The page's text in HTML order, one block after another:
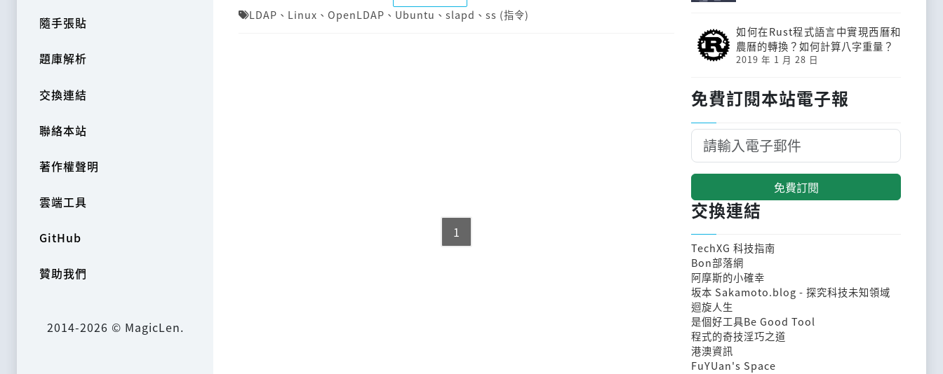
隨手張貼
題庫解析
交換連結
聯絡本站
著作權聲明
雲端工具
GitHub
贊助我們
2014-2026 © MagicLen.
LDAP 、 Linux 、 OpenLDAP 、 Ubuntu 、 slapd 、 ss (指令)
1
如何在Rust程式語言中實現西曆和
農曆的轉換？如何計算八字重量？
2019 年 1 月 28 日
免費訂閱本站電子報
免費訂閱
交換連結
TechXG 科技指南
Bon部落網
阿摩斯的小確幸
坂本 Sakamoto.blog - 探究科技未知領域
迴旋人生
是個好工具Be Good Tool
程式的奇技淫巧之道
港澳資訊
FuYUan's Space